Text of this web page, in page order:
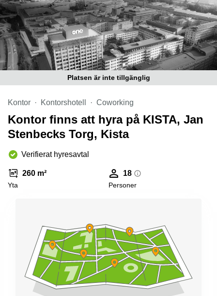
Lediga
lokaler
Hägersten
Platsen är inte tillgänglig
Kontor Kontorshotell Coworking
Kontor finns att hyra på KISTA, Jan
Stenbecks Torg, Kista
Verifierat hyresavtal
260 m²
Yta
18
Personer